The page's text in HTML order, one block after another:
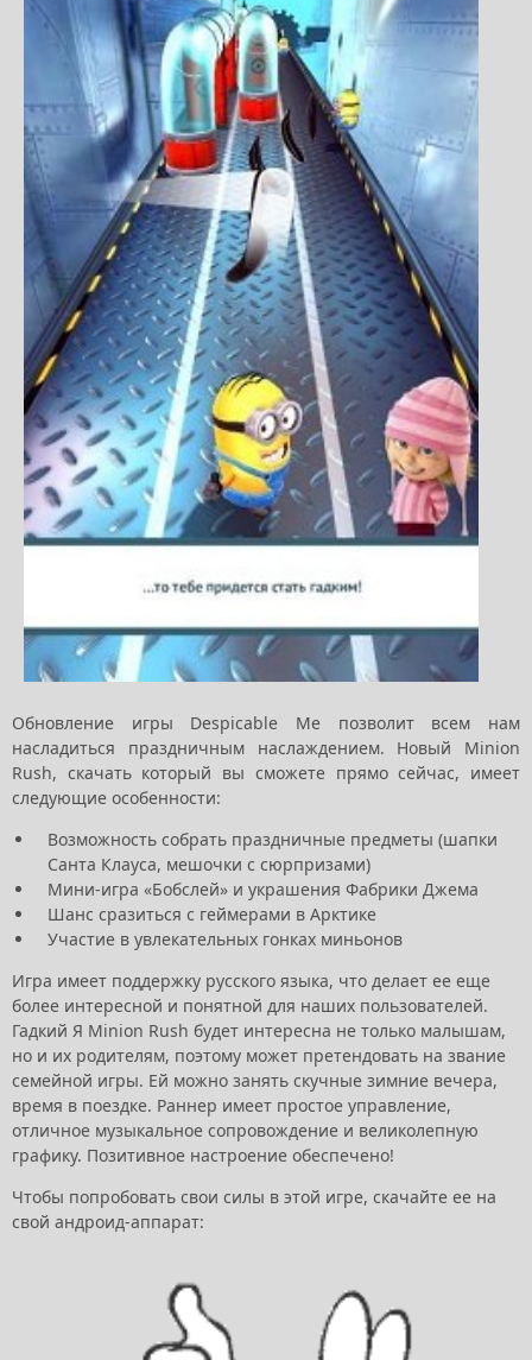
Обновление игры Despicable Me позволит всем нам
насладиться праздничным наслаждением. Новый Minion
Rush, скачать который вы сможете прямо сейчас, имеет
следующие особенности:
Возможность собрать праздничные предметы (шапки
Санта Клауса, мешочки с сюрпризами)
Мини-игра «Бобслей» и украшения Фабрики Джема
Шанс сразиться с геймерами в Арктике
Участие в увлекательных гонках миньонов
Игра имеет поддержку русского языка, что делает ее еще
более интересной и понятной для наших пользователей.
Гадкий Я Minion Rush будет интересна не только малышам,
но и их родителям, поэтому может претендовать на звание
семейной игры. Ей можно занять скучные зимние вечера,
время в поездке. Раннер имеет простое управление,
отличное музыкальное сопровождение и великолепную
графику. Позитивное настроение обеспечено!
Чтобы попробовать свои силы в этой игре, скачайте ее на
свой андроид-аппарат: